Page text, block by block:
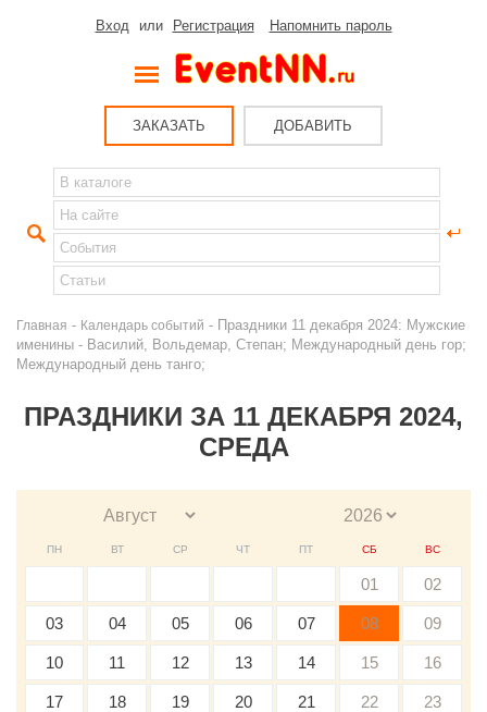
Вход или Регистрация Напомнить пароль
ЗАКАЗАТЬ ДОБАВИТЬ
Главная - Календарь событий - Праздники 11 декабря 2024: Мужские
именины - Василий, Вольдемар, Степан; Международный день гор;
Международный день танго;
ПРАЗДНИКИ ЗА 11 ДЕКАБРЯ 2024,
СРЕДА
ПН ВТ СР ЧТ ПТ СБ ВС
01 02
03 04 05 06 07 08 09
10 11 12 13 14 15 16
17 18 19 20 21 22 23